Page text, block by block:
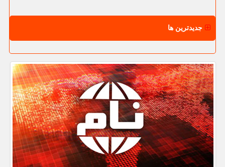
جدیدترین ها